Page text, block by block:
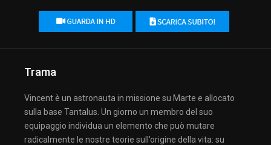
Trama
Vincent è un astronauta in missione su Marte e allocato
sulla base Tantalus. Un giorno un membro del suo
equipaggio individua un elemento che può mutare
radicalmente le nostre teorie sull’origine della vita: su